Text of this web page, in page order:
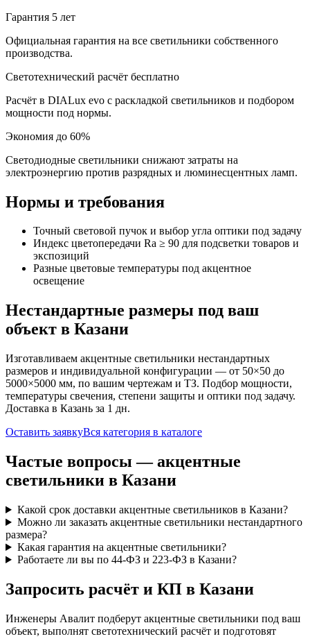
Гарантия 5 лет
Официальная гарантия на все светильники собственного
производства.
Светотехнический расчёт бесплатно
Расчёт в DIALux evo с раскладкой светильников и подбором
мощности под нормы.
Экономия до 60%
Светодиодные светильники снижают затраты на
электроэнергию против разрядных и люминесцентных ламп.
Нормы и требования
Точный световой пучок и выбор угла оптики под задачу
Индекс цветопередачи Ra ≥ 90 для подсветки товаров и
экспозиций
Разные цветовые температуры под акцентное
освещение
Нестандартные размеры под ваш
объект в Казани
Изготавливаем акцентные светильники нестандартных
размеров и индивидуальной конфигурации — от 50×50 до
5000×5000 мм, по вашим чертежам и ТЗ. Подбор мощности,
температуры свечения, степени защиты и оптики под задачу.
Доставка в Казань за 1 дн.
Оставить заявкуВся категория в каталоге
Частые вопросы —акцентные
светильники в Казани
Какой срок доставки акцентные светильников в Казани?
Можно ли заказать акцентные светильники нестандартного
размера?
Какая гарантия на акцентные светильники?
Работаете ли вы по 44-ФЗ и 223-ФЗ в Казани?
Запросить расчёт и КП в Казани
Инженеры Авалит подберут акцентные светильники под ваш
объект, выполнят светотехнический расчёт и подготовят